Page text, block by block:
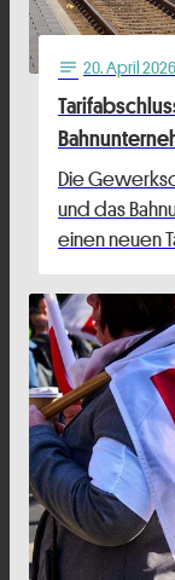
notes 20. April
Die
und das
einen neuen